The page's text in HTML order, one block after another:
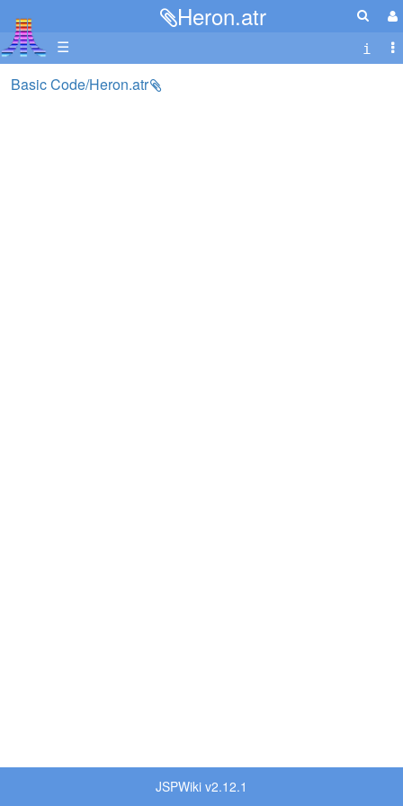
Heron.atr
☰
Basic Code/Heron.atr
JSPWiki v2.12.1